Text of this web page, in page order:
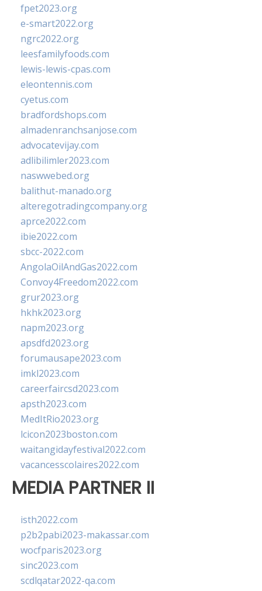
fpet2023.org
e-smart2022.org
ngrc2022.org
leesfamilyfoods.com
lewis-lewis-cpas.com
eleontennis.com
cyetus.com
bradfordshops.com
almadenranchsanjose.com
advocatevijay.com
adlibilimler2023.com
naswwebed.org
balithut-manado.org
alteregotradingcompany.org
aprce2022.com
ibie2022.com
sbcc-2022.com
AngolaOilAndGas2022.com
Convoy4Freedom2022.com
grur2023.org
hkhk2023.org
napm2023.org
apsdfd2023.org
forumausape2023.com
imkl2023.com
careerfaircsd2023.com
apsth2023.com
MedItRio2023.org
lcicon2023boston.com
waitangidayfestival2022.com
vacancesscolaires2022.com
MEDIA PARTNER II
isth2022.com
p2b2pabi2023-makassar.com
wocfparis2023.org
sinc2023.com
scdlqatar2022-qa.com